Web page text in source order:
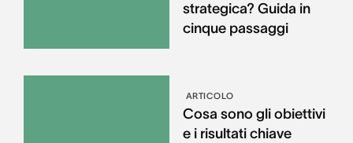
strategica? Guida in
cinque passaggi
ARTICOLO
Cosa sono gli obiettivi
e i risultati chiave